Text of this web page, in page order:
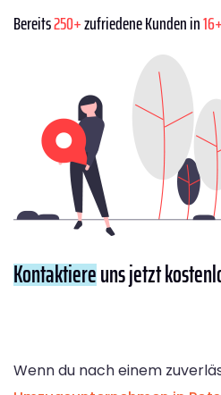
Bereits250+zufriedene Kunden in16+
Kontaktiereuns jetzt
Wenn du nach einem